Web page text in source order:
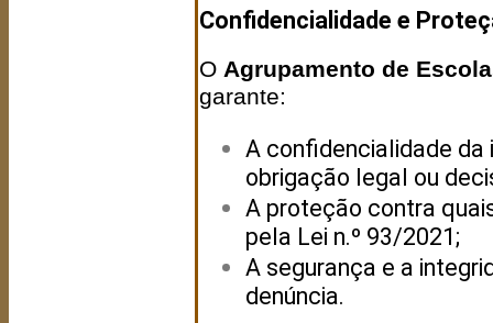
Confidencialidade e
O Agrupamento de
garante:
A confidencialidade da
obrigação legal ou
A proteção contra
pela Lei n.º 93/2021;
A segurança e a
denúncia.